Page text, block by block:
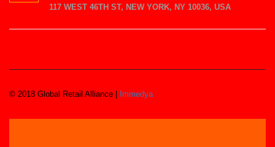
117 WEST 46TH ST, NEW YORK, NY 10036, USA
© 2018 Global Retail Alliance | Immedya